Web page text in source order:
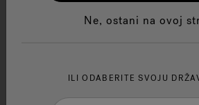
Jacuzzi® Sensational
Wellness™
Ne, ostani na ovoj
ILI ODABERITE SVOJU